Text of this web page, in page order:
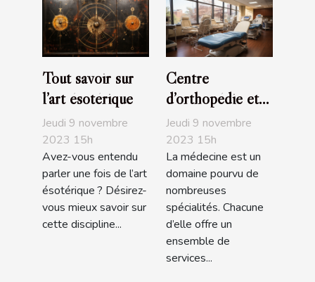
Tout savoir sur
l’art ésotérique
Jeudi 9 novembre
2023 15h
Avez-vous entendu
parler une fois de l’art
ésotérique ? Désirez-
vous mieux savoir sur
cette discipline...
Centre
d’orthopédie et
de podologie
Ortho Center
Jeudi 9 novembre
2023 15h
La médecine est un
domaine pourvu de
nombreuses
spécialités. Chacune
d’elle offre un
ensemble de
services...